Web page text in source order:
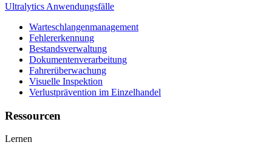
Ultralytics Anwendungsfälle
Warteschlangenmanagement
Fehlererkennung
Bestandsverwaltung
Dokumentenverarbeitung
Fahrerüberwachung
Visuelle Inspektion
Verlustprävention im Einzelhandel
Ressourcen
Lernen